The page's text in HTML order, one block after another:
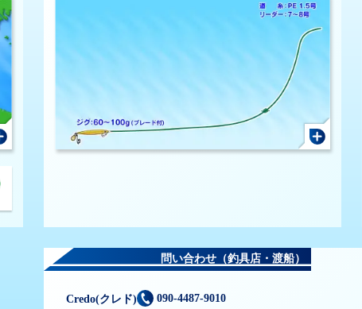
問い合わせ（釣具店・渡船）
Credo(クレド) 090-4487-9010